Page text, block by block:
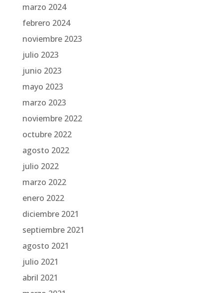
marzo 2024
febrero 2024
noviembre 2023
julio 2023
junio 2023
mayo 2023
marzo 2023
noviembre 2022
octubre 2022
agosto 2022
julio 2022
marzo 2022
enero 2022
diciembre 2021
septiembre 2021
agosto 2021
julio 2021
abril 2021